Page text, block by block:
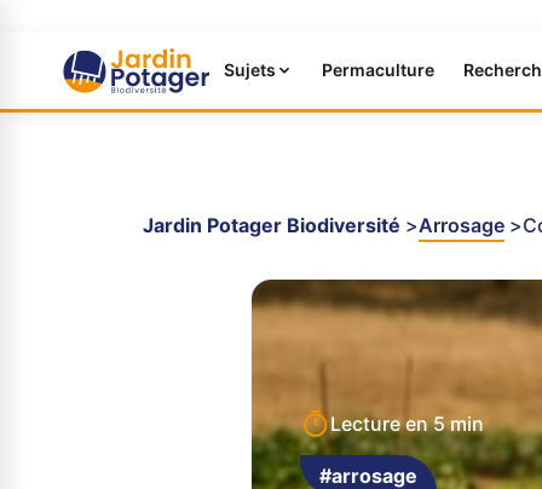
Sujets Permaculture
Jardin Potager Biodiversité Arrosage
Lecture en5 min
#arrosage